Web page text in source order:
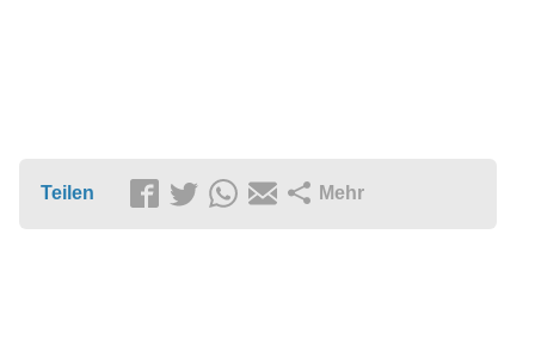
Teilen Mehr